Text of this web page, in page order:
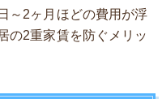
～2ヶ月ほどの費用が浮
の2重家賃を防ぐメリッ